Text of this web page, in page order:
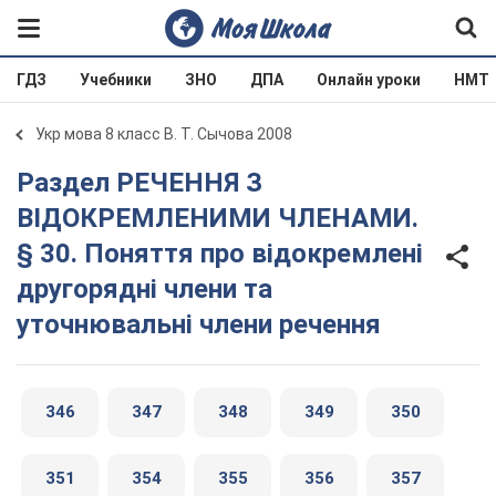
ГДЗ Учебники ЗНО ДПА Онлайн уроки НМТ
Укр мова 8 класс В. Т. Сычова 2008
Раздел РЕЧЕННЯ З
ВІДОКРЕМЛЕНИМИ ЧЛЕНАМИ.
§ 30. Поняття про відокремлені
другорядні члени та
уточнювальні члени речення
346 347 348 349 350
351 354 355 356 357